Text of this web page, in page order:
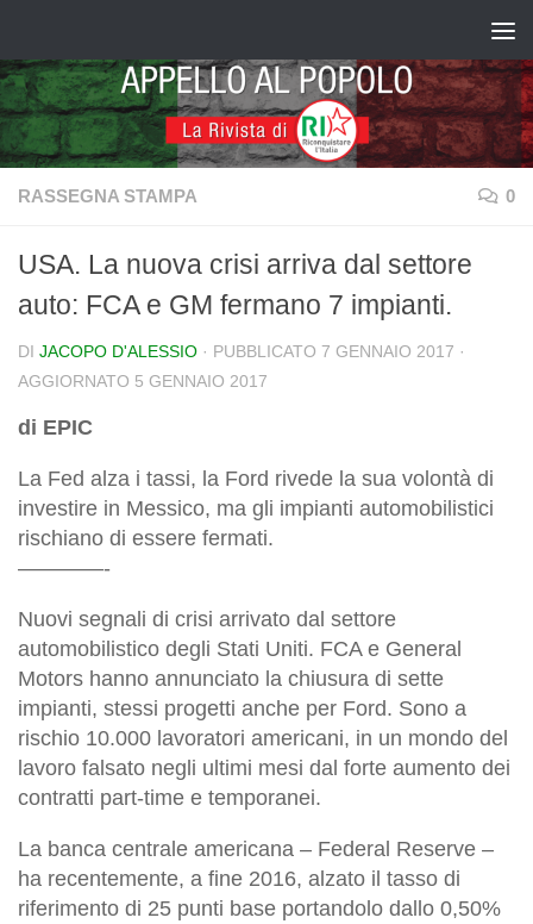
RASSEGNA STAMPA 0
USA. La nuova crisi arriva dal settore
auto: FCA e GM fermano 7 impianti.
DI JACOPO D'ALESSIO · PUBBLICATO 7 GENNAIO 2017 ·
AGGIORNATO 5 GENNAIO 2017
di EPIC
La Fed alza i tassi, la Ford rivede la sua volontà di
investire in Messico, ma gli impianti automobilistici
rischiano di essere fermati.
————-
Nuovi segnali di crisi arrivato dal settore
automobilistico degli Stati Uniti. FCA e General
Motors hanno annunciato la chiusura di sette
impianti, stessi progetti anche per Ford. Sono a
rischio 10.000 lavoratori americani, in un mondo del
lavoro falsato negli ultimi mesi dal forte aumento dei
contratti part-time e temporanei.
La banca centrale americana – Federal Reserve –
ha recentemente, a fine 2016, alzato il tasso di
riferimento di 25 punti base portandolo dallo 0,50%